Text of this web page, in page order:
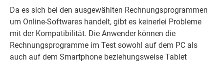
Da es sich bei den ausgewählten Rechnungsprogrammen
um Online-Softwares handelt, gibt es keinerlei Probleme
mit der Kompatibilität. Die Anwender können die
Rechnungsprogramme im Test sowohl auf dem PC als
auch auf dem Smartphone beziehungsweise Tablet